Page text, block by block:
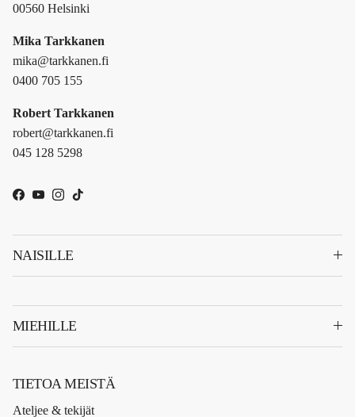
00560 Helsinki
Mika Tarkkanen
mika@tarkkanen.fi
0400 705 155
Robert Tarkkanen
robert@tarkkanen.fi
045 128 5298
Facebook
YouTube
Instagram
TikTok
NAISILLE
MIEHILLE
TIETOA MEISTÄ
Ateljee & tekijät